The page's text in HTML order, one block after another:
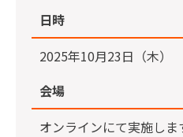
日時
2025年10月23日（木）
会場
オンラインにて実施しま